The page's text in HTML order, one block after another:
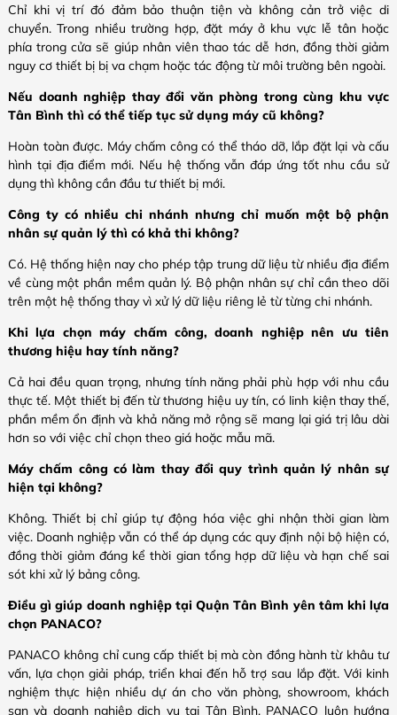
Chỉ khi vị trí đó đảm bảo thuận tiện và không cản trở việc di
chuyển. Trong nhiều trường hợp, đặt máy ở khu vực lễ tân hoặc
phía trong cửa sẽ giúp nhân viên thao tác dễ hơn, đồng thời giảm
nguy cơ thiết bị bị va chạm hoặc tác động từ môi trường bên ngoài.
Nếu doanh nghiệp thay đổi văn phòng trong cùng khu vực
Tân Bình thì có thể tiếp tục sử dụng máy cũ không?
Hoàn toàn được. Máy chấm công có thể tháo dỡ, lắp đặt lại và cấu
hình tại địa điểm mới. Nếu hệ thống vẫn đáp ứng tốt nhu cầu sử
dụng thì không cần đầu tư thiết bị mới.
Công ty có nhiều chi nhánh nhưng chỉ muốn một bộ phận
nhân sự quản lý thì có khả thi không?
Có. Hệ thống hiện nay cho phép tập trung dữ liệu từ nhiều địa điểm
về cùng một phần mềm quản lý. Bộ phận nhân sự chỉ cần theo dõi
trên một hệ thống thay vì xử lý dữ liệu riêng lẻ từ từng chi nhánh.
Khi lựa chọn máy chấm công, doanh nghiệp nên ưu tiên
thương hiệu hay tính năng?
Cả hai đều quan trọng, nhưng tính năng phải phù hợp với nhu cầu
thực tế. Một thiết bị đến từ thương hiệu uy tín, có linh kiện thay thế,
phần mềm ổn định và khả năng mở rộng sẽ mang lại giá trị lâu dài
hơn so với việc chỉ chọn theo giá hoặc mẫu mã.
Máy chấm công có làm thay đổi quy trình quản lý nhân sự
hiện tại không?
Không. Thiết bị chỉ giúp tự động hóa việc ghi nhận thời gian làm
việc. Doanh nghiệp vẫn có thể áp dụng các quy định nội bộ hiện có,
đồng thời giảm đáng kể thời gian tổng hợp dữ liệu và hạn chế sai
sót khi xử lý bảng công.
Điều gì giúp doanh nghiệp tại Quận Tân Bình yên tâm khi lựa
chọn PANACO?
PANACO không chỉ cung cấp thiết bị mà còn đồng hành từ khâu tư
vấn, lựa chọn giải pháp, triển khai đến hỗ trợ sau lắp đặt. Với kinh
nghiệm thực hiện nhiều dự án cho văn phòng, showroom, khách
sạn và doanh nghiệp dịch vụ tại Tân Bình, PANACO luôn hướng